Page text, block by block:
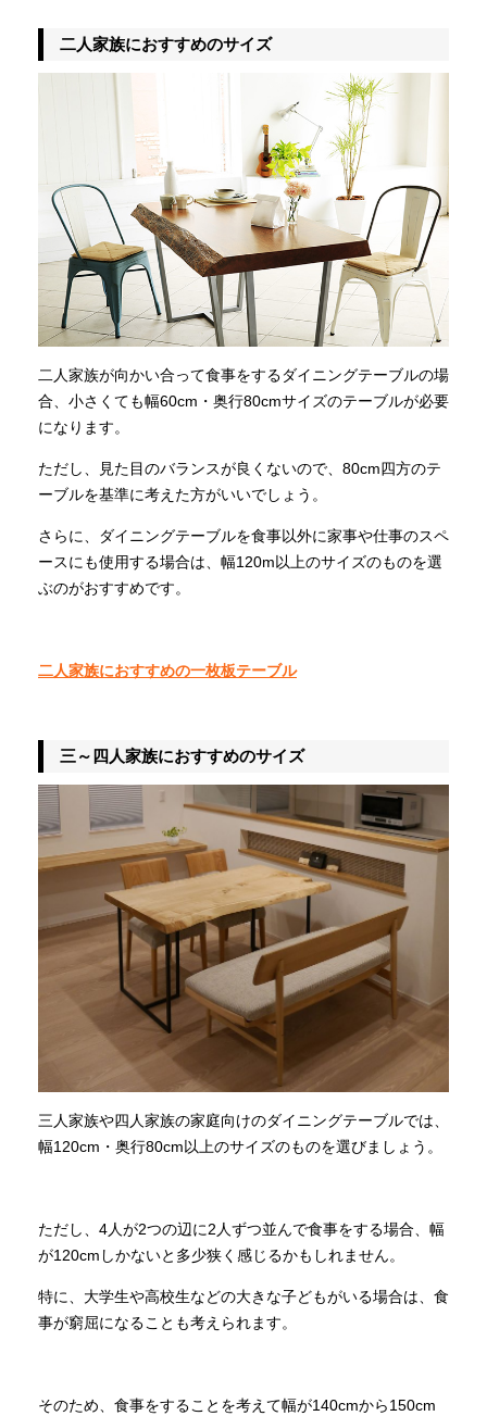
二人家族におすすめのサイズ
二人家族が向かい合って食事をするダイニングテーブルの場
合、小さくても幅60cm・奥行80cmサイズのテーブルが必要
になります。
ただし、見た目のバランスが良くないので、80cm四方のテ
ーブルを基準に考えた方がいいでしょう。
さらに、ダイニングテーブルを食事以外に家事や仕事のスペ
ースにも使用する場合は、幅120m以上のサイズのものを選
ぶのがおすすめです。
二人家族におすすめの一枚板テーブル
三～四人家族におすすめのサイズ
三人家族や四人家族の家庭向けのダイニングテーブルでは、
幅120cm・奥行80cm以上のサイズのものを選びましょう。
ただし、4人が2つの辺に2人ずつ並んで食事をする場合、幅
が120cmしかないと多少狭く感じるかもしれません。
特に、大学生や高校生などの大きな子どもがいる場合は、食
事が窮屈になることも考えられます。
そのため、食事をすることを考えて幅が140cmから150cm